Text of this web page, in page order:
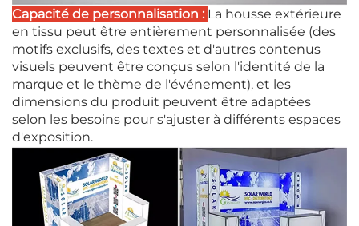
Capacité de personnalisation : La housse extérieure
en tissu peut être entièrement personnalisée (des
motifs exclusifs, des textes et d'autres contenus
visuels peuvent être conçus selon l'identité de la
marque et le thème de l'événement), et les
dimensions du produit peuvent être adaptées
selon les besoins pour s'ajuster à différents espaces
d'exposition.